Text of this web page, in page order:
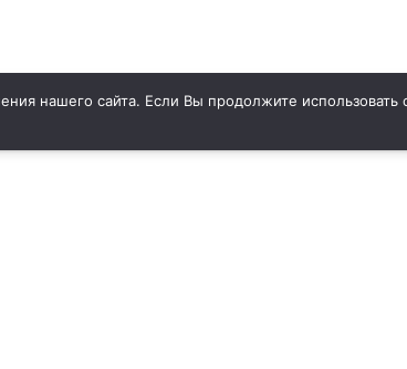
нашего сайта. Если Вы продолжите использовать